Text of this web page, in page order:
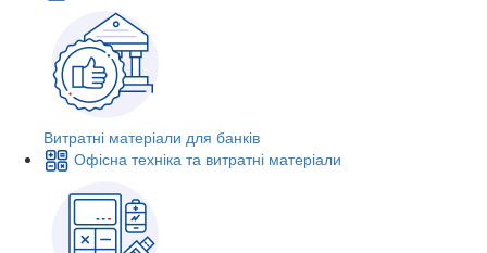
Витратні матеріали для банків
Офісна техніка та витратні матеріали